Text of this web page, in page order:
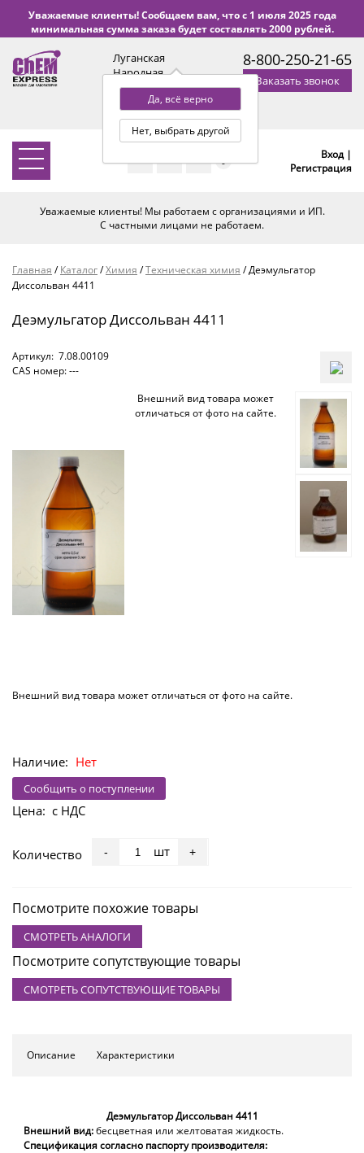
Уважаемые клиенты! Сообщаем вам, что с 1 июля 2025 года
минимальная сумма заказа будет составлять 2000 рублей.
Луганская
Народная
Республика
Да, всё верно
Нет, выбрать другой
с 9:00 до 18:00 по Уфе
(+2 МСК)
8-800-250-21-65
Заказать звонок
0
Вход |
Регистрация
Уважаемые клиенты! Мы работаем с организациями и ИП.
С частными лицами не работаем.
Главная /Каталог/Химия /Техническая химия /Деэмульгатор
Диссольван 4411
Деэмульгатор Диссольван 4411
Артикул: 7.08.00109
CAS номер: ---
Внешний вид товара может
отличаться от фото на сайте.
Внешний вид товара может отличаться от фото на сайте.
Наличие: Нет
Сообщить о поступлении
Цена: с НДС
Количество - шт +
Посмотрите похожие товары
СМОТРЕТЬ АНАЛОГИ
Посмотрите сопутствующие товары
СМОТРЕТЬ СОПУТСТВУЮЩИЕ ТОВАРЫ
Описание Характеристики
Деэмульгатор Диссольван 4411
Внешний вид:бесцветная или желтоватая жидкость.
Спецификация согласно паспорту производителя: